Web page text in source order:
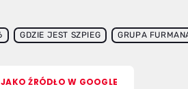
GDZIE JEST SZPIEG GRUPA
ŹRÓDŁO W GOOGLE